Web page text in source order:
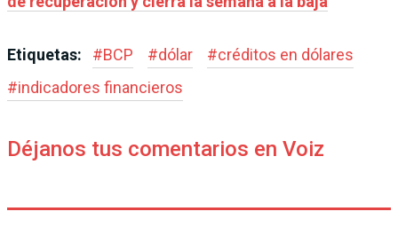
Etiquetas: #BCP #dólar #créditos en dólares
#indicadores financieros
Déjanos tus comentarios en Voiz